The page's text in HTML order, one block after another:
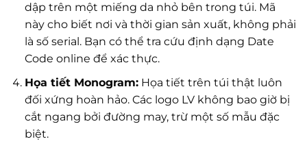
dập trên một miếng da nhỏ bên trong túi. Mã
này cho biết nơi và thời gian sản xuất, không phải
là số serial. Bạn có thể tra cứu định dạng Date
Code online để xác thực.
Họa tiết Monogram:Họa tiết trên túi thật luôn
đối xứng hoàn hảo. Các logo LV không bao giờ bị
cắt ngang bởi đường may, trừ một số mẫu đặc
biệt.